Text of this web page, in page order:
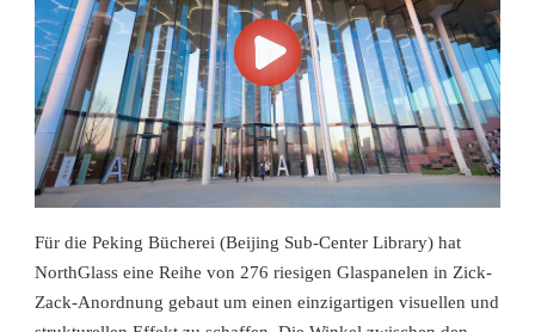
Für die Peking Bücherei (Beijing Sub-Center Library) hat
NorthGlass eine Reihe von 276 riesigen Glaspanelen in Zick-
Zack-Anordnung gebaut um einen einzigartigen visuellen und